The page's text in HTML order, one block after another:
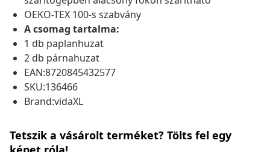
OEKO-TEX 100-s szabvány
A csomag tartalma:
1 db paplanhuzat
2 db párnahuzat
EAN:8720845432577
SKU:136466
Brand:vidaXL
Tetszik a vásárolt terméket? Tölts fel egy